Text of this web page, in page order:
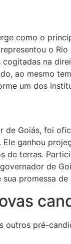
como o
o
na
ao mesmo
um dos
de Goiás, foi
ganhou
de terras.
de
promessa
pré-